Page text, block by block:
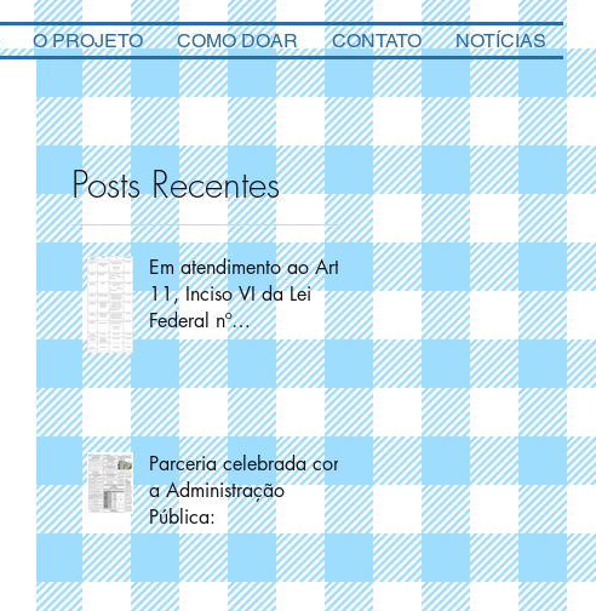
Posts Recentes
Em atendimento ao Art.
11, Inciso VI da Lei
Federal nº
13.019/2014
Parceria celebrada com
a Administração
Pública:
O PROJETO COMO DOAR CONTATO NOTÍCIAS